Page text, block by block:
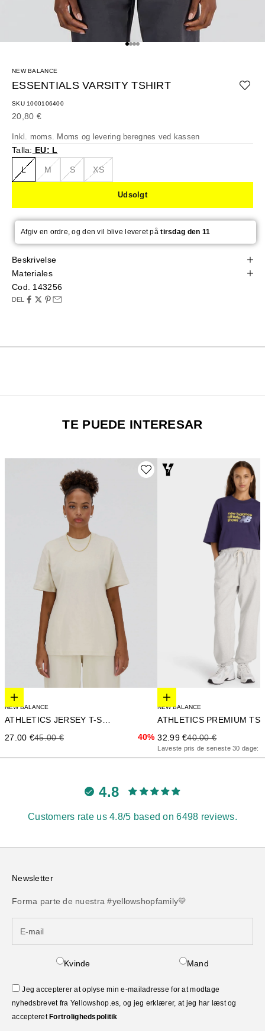
Gå til element 1
Gå til element 2
Gå til element 3
Gå til element 4
NEW BALANCE
ESSENTIALS VARSITY TSHIRT
SKU 1000106400
Salgspris
20,80 €
Inkl. moms. Moms og levering beregnes ved kassen
Talla: EU: L
L M S XS
Udsolgt
Afgiv en ordre, og den vil blive leveret påtirsdag den 11
Beskrivelse
Materiales
Cod. 143256
DEL
TE PUEDE INTERESAR
Elige opciones
NEW BALANCE
ATHLETICS JERSEY T-SHIRT
Precio de oferta
27.00 €Precio anterior
45.00 € 40%
Elige opciones
NEW BALANCE
Precio de oferta
32.99 €Precio anterior
40.00 €
Laveste pris de seneste 30 dage:
4.8
Customers rate us 4.8/5 based on 6498 reviews.
Newsletter
Forma parte de nuestra #yellowshopfamily💛
Kvinde Mand
Jeg accepterer at oplyse min e-mailadresse for at modtage
nyhedsbrevet fra Yellowshop.es, og jeg erklærer, at jeg har læst og
accepteret Fortrolighedspolitik